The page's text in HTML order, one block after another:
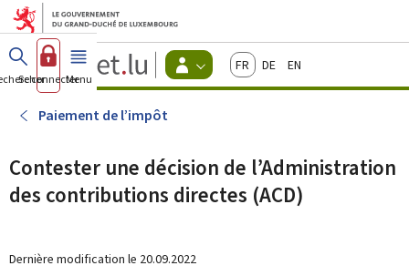
Aller au menu principal
Aller au contenu
Guichet.lu
Changer
d'espace
actif
FrançaisDeutschEnglish
Se connecterMenu principal
Paiement de l’impôt
Contester une décision de l’Administration
des contributions directes (ACD)
Dernière modification le 20.09.2022